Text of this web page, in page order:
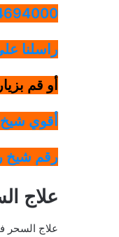
راسلنا
أو قم
أقوي
رقم شيخ
علاج
علاج السحر